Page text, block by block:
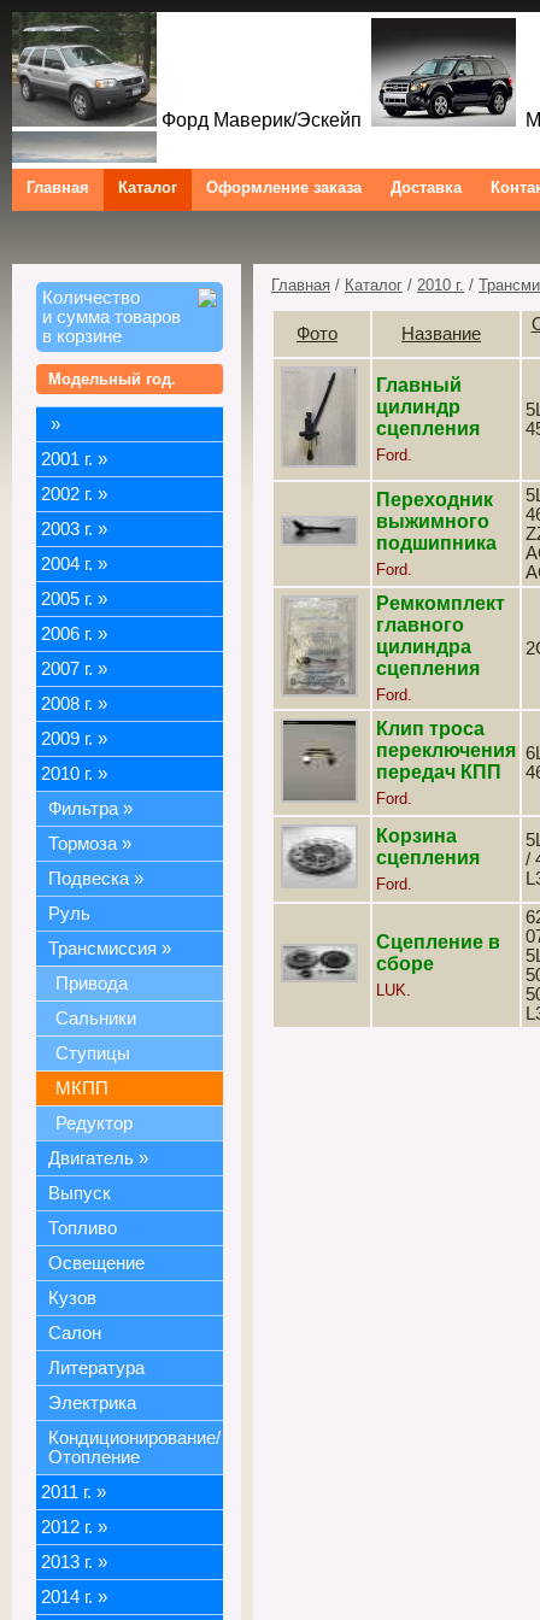
Форд Маверик/Эскейп
Ford Maverick/Escape
Ford Kuga/Escape
Главная Каталог Оформление заказа Доставка
Количество
и сумма товаров
в корзине
Модельный год.
»
2001 г. »
2002 г. »
2003 г. »
2004 г. »
2005 г. »
2006 г. »
2007 г. »
2008 г. »
2009 г. »
2010 г. »
Фильтра »
Тормоза »
Подвеска »
Руль
Трансмиссия »
Привода
Сальники
Ступицы
МКПП
Редуктор
Двигатель »
Выпуск
Топливо
Освещение
Кузов
Салон
Литература
Электрика
Кондиционирование/
Отопление
2011 г. »
2012 г. »
2013 г. »
2014 г. »
Главная / Каталог / 2010 г. /
Фото Название
Главный
цилиндр
сцепления
Ford.
Переходник
выжимного
подшипника
Ford.
Ремкомплект
главного
цилиндра
сцепления
Ford.
Клип троса
переключения
передач КПП
Ford.
Корзина
сцепления
Ford.
/
Сцепление в
сборе
LUK.